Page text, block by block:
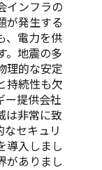
インフラの
が発生する
、電力を供
。地震の多
理的な安定
持続性も欠
ー提供会社
は非常に致
なセキュリ
導入しまし
がありまし